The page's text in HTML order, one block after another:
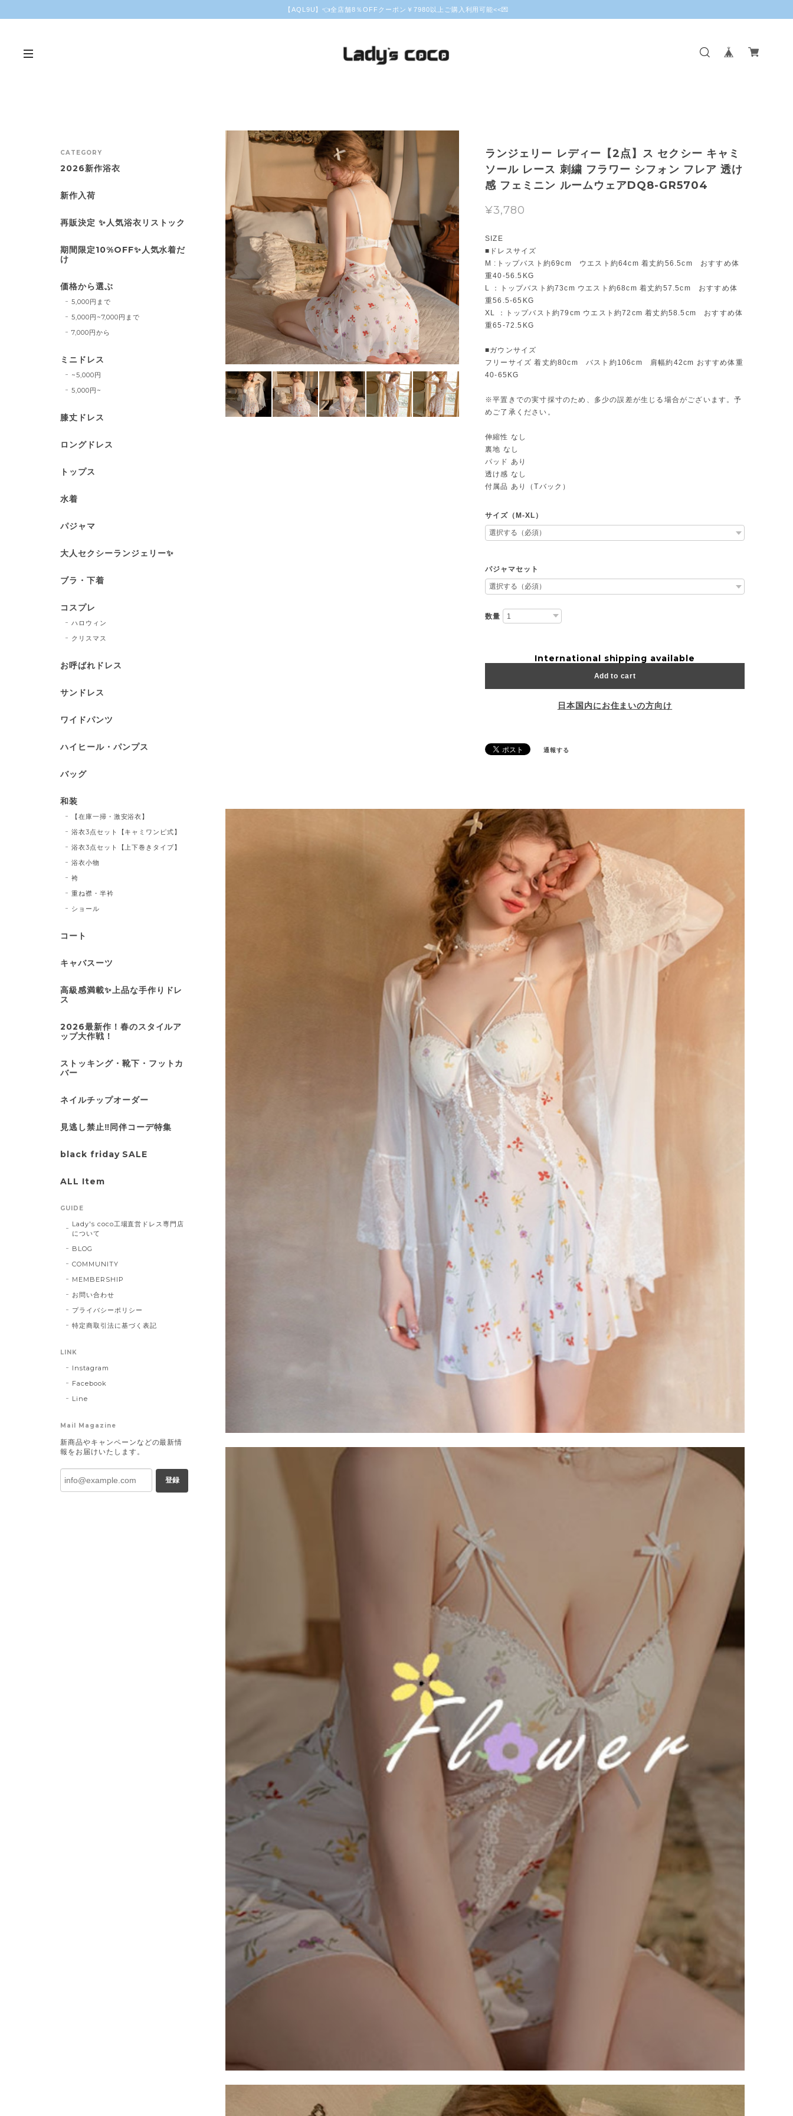
【AQL9U】👈全店舗8％OFFクーポン￥7980以上ご購入利用可能<<💌
ランジェリー レディー【2点】ス セクシー キャミ
ソール レース 刺繍 フラワー シフォン フレア 透け
感 フェミニン ルームウェアDQ8-GR5704
¥3,780
SIZE
■ドレスサイズ
M :トップバスト約69cm ウエスト約64cm 着丈約56.5cm おすすめ体
重40-56.5KG
L ：トップバスト約73cm ウエスト約68cm 着丈約57.5cm おすすめ体
重56.5-65KG
XL ：トップバスト約79cm ウエスト約72cm 着丈約58.5cm おすすめ体
重65-72.5KG
■ガウンサイズ
フリーサイズ 着丈約80cm バスト約106cm 肩幅約42cm おすすめ体重
40-65KG
※平置きでの実寸採寸のため、多少の誤差が生じる場合がございます。予
めご了承ください。
伸縮性 なし
裏地 なし
パッド あり
透け感 なし
付属品 あり（Tバック）
サイズ（M-XL）
パジャマセット
数量
International shipping available
Add to cart
日本国内にお住まいの方向け
通報する
CATEGORY
2026新作浴衣
新作入荷
再販決定 ✨人気浴衣リストック
期間限定10%OFF✨人気水着だ
け
価格から選ぶ
5,000円まで
5,000円~7,000円まで
7,000円から
ミニドレス
~5,000円
5,000円~
膝丈ドレス
ロングドレス
トップス
水着
パジャマ
大人セクシーランジェリー✨
ブラ・下着
コスプレ
ハロウィン
クリスマス
お呼ばれドレス
サンドレス
ワイドパンツ
ハイヒール・パンプス
バッグ
和装
【在庫一掃・激安浴衣】
浴衣3点セット【キャミワンピ式】
浴衣3点セット【上下巻きタイプ】
浴衣小物
袴
重ね襟・半衿
ショール
コート
キャバスーツ
高級感満載✨上品な手作りドレ
ス
2026最新作！春のスタイルア
ップ大作戦！
ストッキング・靴下・フットカ
バー
ネイルチップオーダー
見逃し禁止‼同伴コーデ特集
black friday SALE
ALL Item
GUIDE
Lady's coco工場直営ドレス専門店
について
BLOG
COMMUNITY
MEMBERSHIP
お問い合わせ
プライバシーポリシー
特定商取引法に基づく表記
LINK
Instagram
Facebook
Line
Mail Magazine
新商品やキャンペーンなどの最新情
報をお届けいたします。
登録